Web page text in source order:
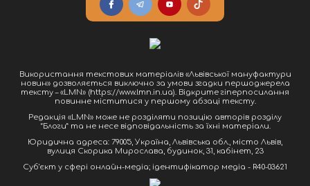
Використання текстових матеріалів «Львівської мануфактури
новин» дозволяється виключно за умови згадки першоджерела
тексту – «LMN» (https://www.lmn.in.ua). Відкрите гіперпосилання
повинне міститися у першому абзаці тексту.
Редакція «LMN» може не розділяти позицію авторів розділу
“Блоги” та не несе відповідальність за їхні матеріали.
Юридична адреса: 79005, Україна, Львівська обл., місто Львів,
вулиця Скорика Мирослава, будинок, 31, кабінет, 23
Cуб'єкт у сфері онлайн-медіа; ідентифікатор медіа - R40-03621